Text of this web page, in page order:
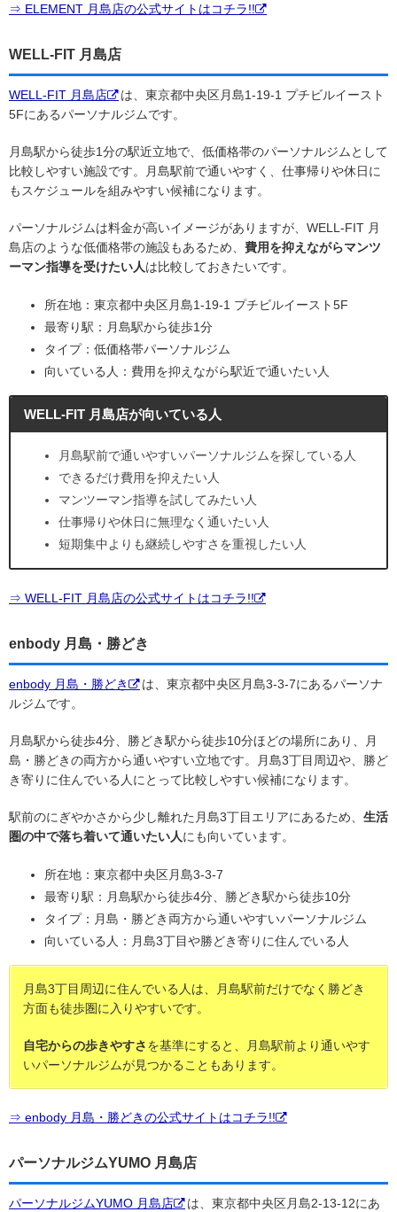
⇒ ELEMENT 月島店の公式サイトはコチラ!!
WELL-FIT 月島店
WELL-FIT 月島店
は、東京都中央区月島1-19-1 プチビルイースト
5Fにあるパーソナルジムです。
月島駅から徒歩1分の駅近立地で、低価格帯のパーソナルジムとして
比較しやすい施設です。月島駅前で通いやすく、仕事帰りや休日に
もスケジュールを組みやすい候補になります。
パーソナルジムは料金が高いイメージがありますが、WELL-FIT 月
島店のような低価格帯の施設もあるため、 費用を抑えながらマンツ
ーマン指導を受けたい人は比較しておきたいです。
所在地：東京都中央区月島1-19-1 プチビルイースト5F
最寄り駅：月島駅から徒歩1分
タイプ：低価格帯パーソナルジム
向いている人：費用を抑えながら駅近で通いたい人
WELL-FIT 月島店が向いている人
月島駅前で通いやすいパーソナルジムを探している人
できるだけ費用を抑えたい人
マンツーマン指導を試してみたい人
仕事帰りや休日に無理なく通いたい人
短期集中よりも継続しやすさを重視したい人
⇒ WELL-FIT 月島店の公式サイトはコチラ!!
enbody 月島・勝どき
enbody 月島・勝どき
は、東京都中央区月島3-3-7にあるパーソナ
ルジムです。
月島駅から徒歩4分、勝どき駅から徒歩10分ほどの場所にあり、月
島・勝どきの両方から通いやすい立地です。月島3丁目周辺や、勝ど
き寄りに住んでいる人にとって比較しやすい候補になります。
駅前のにぎやかさから少し離れた月島3丁目エリアにあるため、 生活
圏の中で落ち着いて通いたい人にも向いています。
所在地：東京都中央区月島3-3-7
最寄り駅：月島駅から徒歩4分、勝どき駅から徒歩10分
タイプ：月島・勝どき両方から通いやすいパーソナルジム
向いている人：月島3丁目や勝どき寄りに住んでいる人
月島3丁目周辺に住んでいる人は、月島駅前だけでなく勝どき
方面も徒歩圏に入りやすいです。
自宅からの歩きやすさを基準にすると、月島駅前より通いやす
いパーソナルジムが見つかることもあります。
⇒ enbody 月島・勝どきの公式サイトはコチラ!!
パーソナルジムYUMO 月島店
パーソナルジムYUMO 月島店
は、東京都中央区月島2-13-12にあ